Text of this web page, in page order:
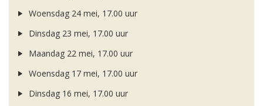
Woensdag 24 mei, 17.00 uur
Dinsdag 23 mei, 17.00 uur
Maandag 22 mei, 17.00 uur
Woensdag 17 mei, 17.00 uur
Dinsdag 16 mei, 17.00 uur